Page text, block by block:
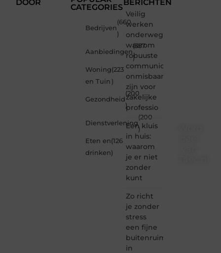
DOOR
CATEGORIES
Bedrijven
(660
)
Aanbiedingen
(357
)
Woning
en Tuin
(223
)
Gezondheid
(200
)
Dienstverlening
(200
)
Eten en
drinken
(126
)
BERICHTEN
Veilig
werken
onderweg:
waarom
robuuste
communicatiemiddelen
onmisbaar
zijn voor
zakelijke
professio
Een kluis
in huis:
waarom
je er niet
zonder
kunt
Zo richt
je zonder
stress
een fijne
buitenruimte
in